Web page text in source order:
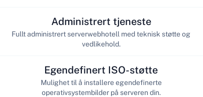
Administrert tjeneste
Fullt administrert serverwebhotell med teknisk støtte og
vedlikehold.
Egendefinert ISO-støtte
Mulighet til å installere egendefinerte
operativsystembilder på serveren din.